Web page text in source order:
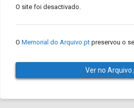
O site foi desactivado.
O Memorial do Arquivo.pt preservou o
Ver no